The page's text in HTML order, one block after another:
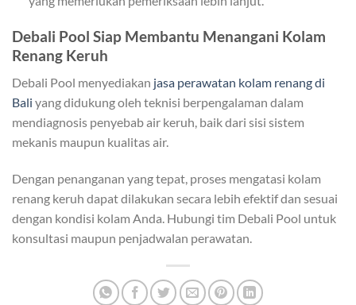
Debali Pool Siap Membantu Menangani Kolam
Renang Keruh
Debali Pool menyediakan jasa perawatan kolam renang di
Bali yang didukung oleh teknisi berpengalaman dalam
mendiagnosis penyebab air keruh, baik dari sisi sistem
mekanis maupun kualitas air.
Dengan penanganan yang tepat, proses mengatasi kolam
renang keruh dapat dilakukan secara lebih efektif dan sesuai
dengan kondisi kolam Anda. Hubungi tim Debali Pool untuk
konsultasi maupun penjadwalan perawatan.